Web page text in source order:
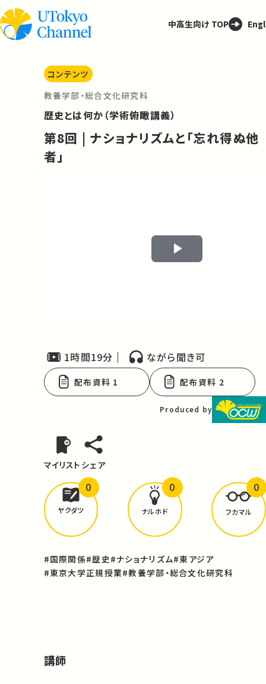
中高生向け TOP
コンテンツ
教養学部・総合文化研究科
歴史とは何か（学術俯瞰講義）
第8回 | ナショナリズムと「忘れ得ぬ他
者」
Play
1時間19分 ながら聞き可
配布資料 1 配布資料 2
Produced by
マイリスト シェア
どんな学びがありましたか？
ヤクダツ
0
ナルホド
0
フカマル
0
#国際関係#歴史#ナショナリズム#東アジア
#東京大学正規授業#教養学部・総合文化研究科
講師